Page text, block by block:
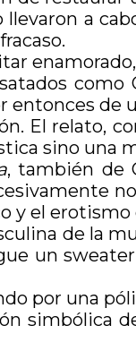
a
como
entonces de
El relato,
sino una
, también de
y el
de la
un
por una
simbólica